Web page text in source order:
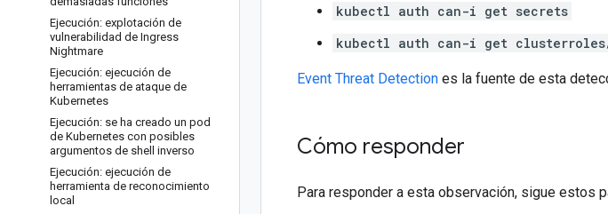
Ejecución: explotación de
vulnerabilidad de Ingress
Nightmare
Ejecución: ejecución de
herramientas de ataque de
Kubernetes
Ejecución: se ha creado un pod
de Kubernetes con posibles
argumentos de shell inverso
Ejecución: ejecución de
herramienta de reconocimiento
local
kubectl auth can-i get secrets
kubectl auth can-i get
Event Threat Detection es la fuente de esta
Cómo responder
Para responder a esta observación, sigue estos